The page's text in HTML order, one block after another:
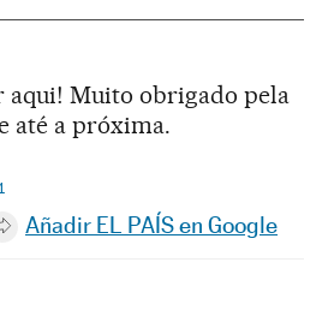
aqui! Muito obrigado pela
até a próxima.
Whatsapp
en Facebook
en Twitter
Desplegar Redes Sociales
Añadir EL PAÍS en Google